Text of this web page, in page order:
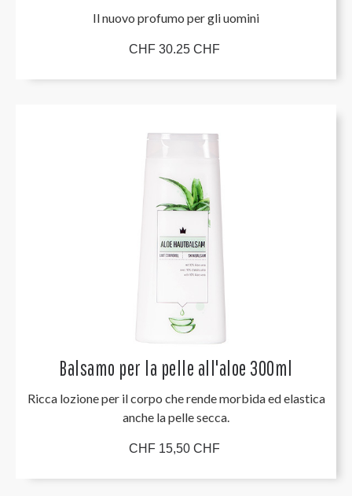
Il nuovo profumo per gli uomini
CHF 30.25 CHF
Balsamo per la pelle all'aloe 300ml
Ricca lozione per il corpo che rende morbida ed elastica
anche la pelle secca.
CHF 15,50 CHF